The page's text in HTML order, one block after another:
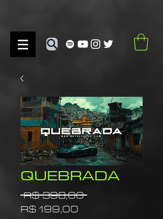
QUEBRADA
R$ 398,00 Preço
R$ 199,00